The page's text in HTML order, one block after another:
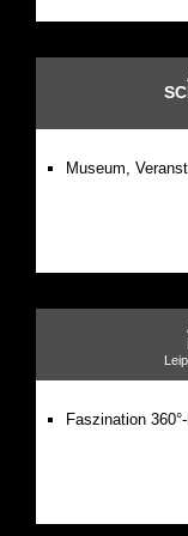
Museum,
Faszination